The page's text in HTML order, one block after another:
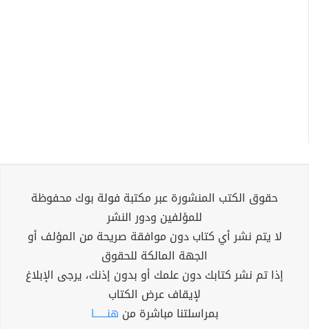
حقوق الكتب المنشورة عبر مكتبة فولة بوك محفوظة
للمؤلفين ودور النشر
لا يتم نشر أي كتاب دون موافقة صريحة من المؤلف أو
الجهة المالكة للحقوق
إذا تم نشر كتابك دون علمك أو بدون إذنك، يرجى الإبلاغ
لإيقاف عرض الكتاب
بمراسلتنا مباشرة من هنــــــا